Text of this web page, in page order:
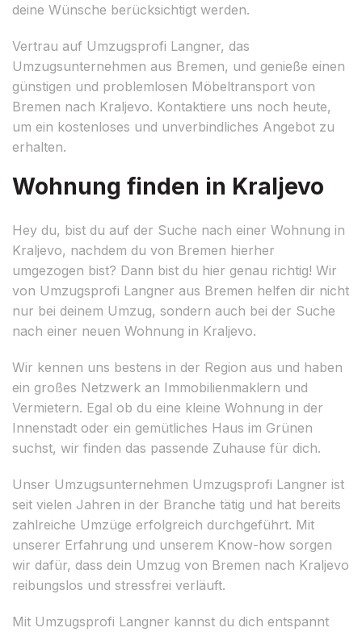
deine Wünsche berücksichtigt werden.
Vertrau auf Umzugsprofi Langner, das
Umzugsunternehmen aus Bremen, und genieße einen
günstigen und problemlosen Möbeltransport von
Bremen nach Kraljevo. Kontaktiere uns noch heute,
um ein kostenloses und unverbindliches Angebot zu
erhalten.
Wohnung finden in Kraljevo
Hey du, bist du auf der Suche nach einer Wohnung in
Kraljevo, nachdem du von Bremen hierher
umgezogen bist? Dann bist du hier genau richtig! Wir
von Umzugsprofi Langner aus Bremen helfen dir nicht
nur bei deinem Umzug, sondern auch bei der Suche
nach einer neuen Wohnung in Kraljevo.
Wir kennen uns bestens in der Region aus und haben
ein großes Netzwerk an Immobilienmaklern und
Vermietern. Egal ob du eine kleine Wohnung in der
Innenstadt oder ein gemütliches Haus im Grünen
suchst, wir finden das passende Zuhause für dich.
Unser Umzugsunternehmen Umzugsprofi Langner ist
seit vielen Jahren in der Branche tätig und hat bereits
zahlreiche Umzüge erfolgreich durchgeführt. Mit
unserer Erfahrung und unserem Know-how sorgen
wir dafür, dass dein Umzug von Bremen nach Kraljevo
reibungslos und stressfrei verläuft.
Mit Umzugsprofi Langner kannst du dich entspannt